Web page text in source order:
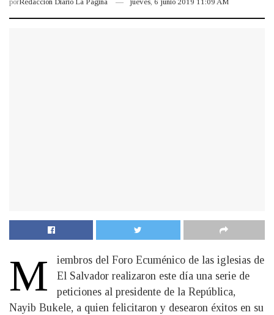
M
iembros del Foro Ecuménico de las iglesias de
El Salvador realizaron este día una serie de
peticiones al presidente de la República,
Nayib Bukele, a quien felicitaron y desearon éxitos en su